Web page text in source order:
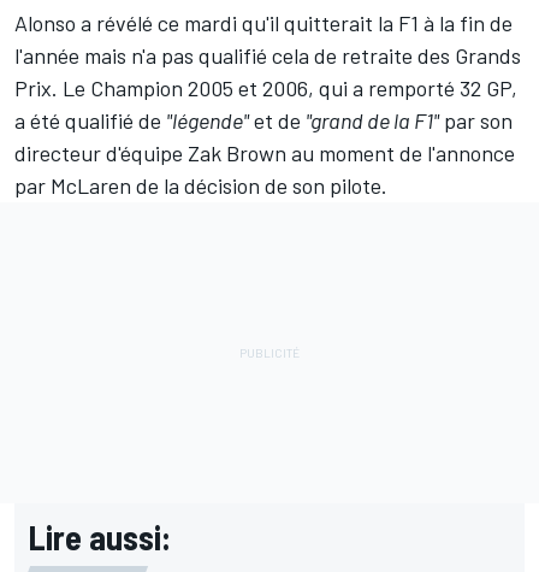
Alonso a révélé ce mardi qu'il quitterait la F1 à la fin de
l'année mais n'a pas qualifié cela de retraite des Grands
Prix. Le Champion 2005 et 2006, qui a remporté 32 GP,
a été qualifié de "légende"et de "grand de la F1"par son
directeur d'équipe Zak Brown au moment de l'annonce
par McLaren de la décision de son pilote.
Lire aussi: